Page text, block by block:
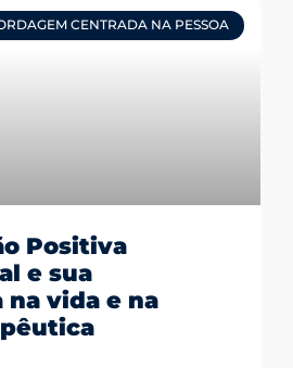
CENTRADA NA PESSOA
Positiva
e sua
vida e na